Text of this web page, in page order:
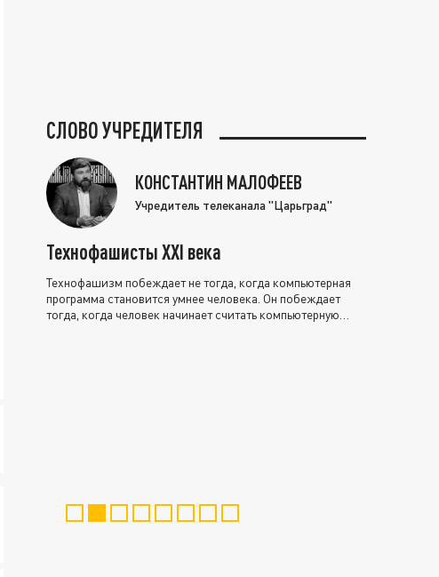
СЛОВО УЧРЕДИТЕЛЯ
КОНСТАНТИН МАЛОФЕЕВ
Учредитель телеканала "Царьград"
Технофашисты XXI века
Технофашизм побеждает не тогда, когда компьютерная
программа становится умнее человека. Он побеждает
тогда, когда человек начинает считать компьютерную